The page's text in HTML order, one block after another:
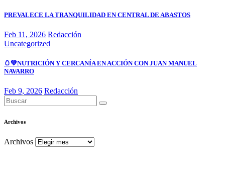
PREVALECE LA TRANQUILIDAD EN CENTRAL DE ABASTOS
Feb 11, 2026 Redacción
Uncategorized
🥚💚NUTRICIÓN Y CERCANÍA EN ACCIÓN CON JUAN MANUEL
NAVARRO
Feb 9, 2026 Redacción
Archivos
Archivos